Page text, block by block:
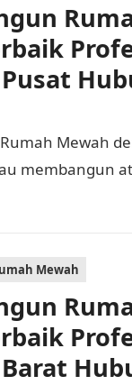
Mewah
membangun
Mewah